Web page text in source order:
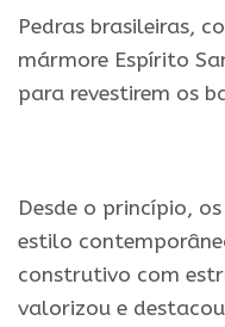
Pedras brasileiras,
mármore Espírito
para revestirem os
Desde o princípio,
estilo
construtivo com
valorizou e